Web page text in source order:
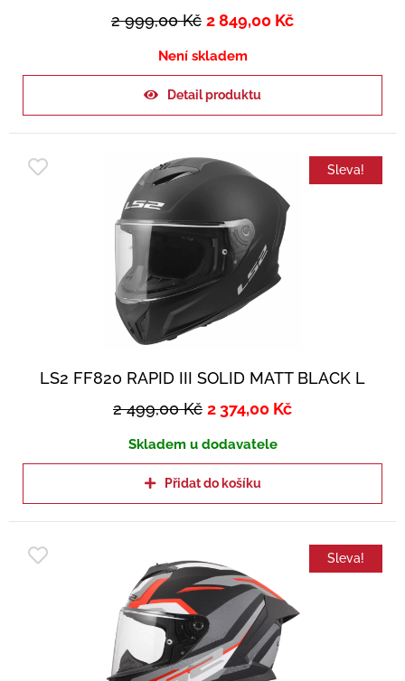
2 999,00Kč 2 849,00 Kč
Není skladem
Detail produktu
Sleva!
LS2 FF820 RAPID III SOLID MATT BLACK L
2 499,00Kč 2 374,00 Kč
Skladem u dodavatele
Přidat do košíku
Sleva!